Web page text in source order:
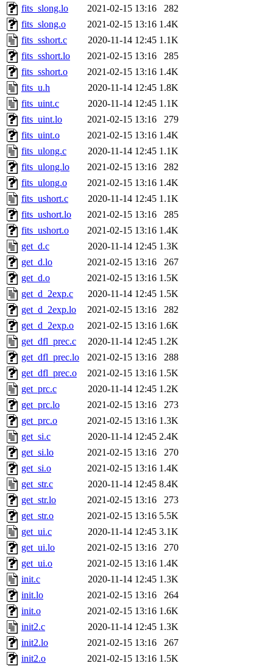
fits_slong.lo
2021-02-15 13:16
282
fits_slong.o
2021-02-15 13:16 1.4K
fits_sshort.c
2020-11-14 12:45 1.1K
fits_sshort.lo
2021-02-15 13:16
285
fits_sshort.o
2021-02-15 13:16 1.4K
fits_u.h
2020-11-14 12:45 1.8K
fits_uint.c
2020-11-14 12:45 1.1K
fits_uint.lo
2021-02-15 13:16
279
fits_uint.o
2021-02-15 13:16 1.4K
fits_ulong.c
2020-11-14 12:45 1.1K
fits_ulong.lo
2021-02-15 13:16
282
fits_ulong.o
2021-02-15 13:16 1.4K
fits_ushort.c
2020-11-14 12:45 1.1K
fits_ushort.lo
2021-02-15 13:16
285
fits_ushort.o
2021-02-15 13:16 1.4K
get_d.c
2020-11-14 12:45 1.3K
get_d.lo
2021-02-15 13:16
267
get_d.o
2021-02-15 13:16 1.5K
get_d_2exp.c
2020-11-14 12:45 1.5K
get_d_2exp.lo
2021-02-15 13:16
282
get_d_2exp.o
2021-02-15 13:16 1.6K
get_dfl_prec.c
2020-11-14 12:45 1.2K
get_dfl_prec.lo
2021-02-15 13:16
288
get_dfl_prec.o
2021-02-15 13:16 1.5K
get_prc.c
2020-11-14 12:45 1.2K
get_prc.lo
2021-02-15 13:16
273
get_prc.o
2021-02-15 13:16 1.3K
get_si.c
2020-11-14 12:45 2.4K
get_si.lo
2021-02-15 13:16
270
get_si.o
2021-02-15 13:16 1.4K
get_str.c
2020-11-14 12:45 8.4K
get_str.lo
2021-02-15 13:16
273
get_str.o
2021-02-15 13:16 5.5K
get_ui.c
2020-11-14 12:45 3.1K
get_ui.lo
2021-02-15 13:16
270
get_ui.o
2021-02-15 13:16 1.4K
init.c
2020-11-14 12:45 1.3K
init.lo
2021-02-15 13:16
264
init.o
2021-02-15 13:16 1.6K
init2.c
2020-11-14 12:45 1.3K
init2.lo
2021-02-15 13:16
267
init2.o
2021-02-15 13:16 1.5K